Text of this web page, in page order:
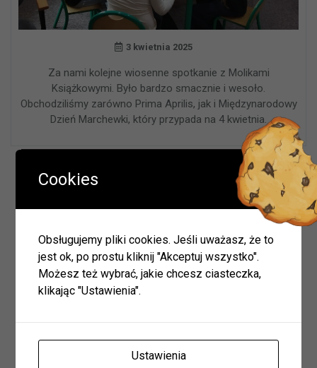
3 kwietnia 2025
Za nami kolejne wiosenne spotkanie z Molikami
Książkowymi. Było bardzo smacznie i wesoło.
Obchodziliśmy zarówno Prima Aprilis, jak i Międzynarodowy
Dzień Marchewki, który przypada na 4 kwietnia.
Szukaj
Archiwum
Cookies
Obsługujemy pliki cookies. Jeśli uważasz, że to
jest ok, po prostu kliknij "Akceptuj wszystko".
Możesz też wybrać, jakie chcesz ciasteczka,
klikając "Ustawienia".
Ustawienia